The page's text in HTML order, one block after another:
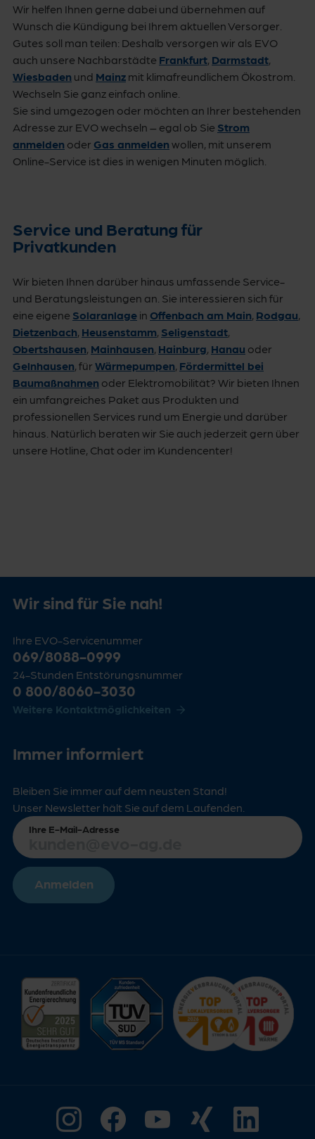
Wir helfen Ihnen gerne dabei und übernehmen auf
Wunsch die Kündigung bei Ihrem aktuellen Versorger.
Gutes soll man teilen: Deshalb versorgen wir als EVO
auch unsere Nachbarstädte Frankfurt, Darmstadt,
Wiesbaden und Mainz mit klimafreundlichem Ökostrom.
Wechseln Sie ganz einfach online.
Sie sind umgezogen oder möchten an Ihrer bestehenden
Adresse zur EVO wechseln – egal ob Sie Strom
anmelden oder Gas anmelden wollen, mit unserem
Online-Service ist dies in wenigen Minuten möglich.
Service und Beratung für
Privatkunden
Wir bieten Ihnen darüber hinaus umfassende Service-
und Beratungsleistungen an. Sie interessieren sich für
eine eigene Solaranlage in Offenbach am Main, Rodgau,
Dietzenbach, Heusenstamm, Seligenstadt,
Obertshausen, Mainhausen, Hainburg, Hanau oder
Gelnhausen, für Wärmepumpen, Fördermittel bei
Baumaßnahmen oder Elektromobilität? Wir bieten Ihnen
ein umfangreiches Paket aus Produkten und
professionellen Services rund um Energie und darüber
hinaus. Natürlich beraten wir Sie auch jederzeit gern über
unsere Hotline, Chat oder im Kundencenter!
Wir sind für Sie nah!
Ihre EVO-Servicenummer
069/8088-0999
24-Stunden Entstörungsnummer
0 800/8060-3030
Weitere Kontaktmöglichkeiten
Immer informiert
Bleiben Sie immer auf dem neusten Stand!
Unser Newsletter hält Sie auf dem Laufenden.
Ihre E-Mail-Adresse
Anmelden